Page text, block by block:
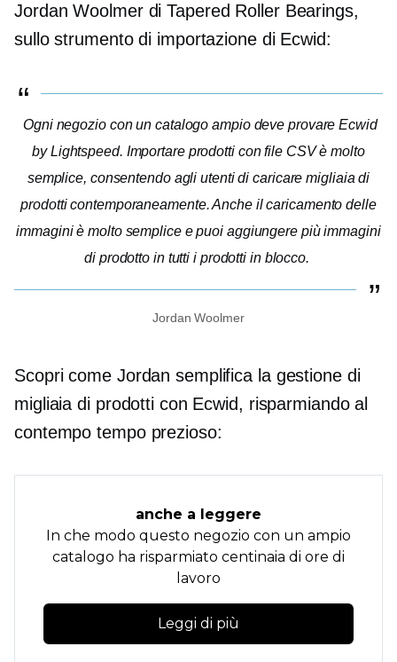
Jordan Woolmer di Tapered Roller Bearings,
sullo strumento di importazione di Ecwid:
Ogni negozio con un catalogo ampio deve provare Ecwid
by Lightspeed. Importare prodotti con file CSV è molto
semplice, consentendo agli utenti di caricare migliaia di
prodotti contemporaneamente. Anche il caricamento delle
immagini è molto semplice e puoi aggiungere più immagini
di prodotto in tutti i prodotti in blocco.
Jordan Woolmer
Scopri come Jordan semplifica la gestione di
migliaia di prodotti con Ecwid, risparmiando al
contempo tempo prezioso:
anche a leggere
In che modo questo negozio con un ampio
catalogo ha risparmiato centinaia di ore di
lavoro
Leggi di più